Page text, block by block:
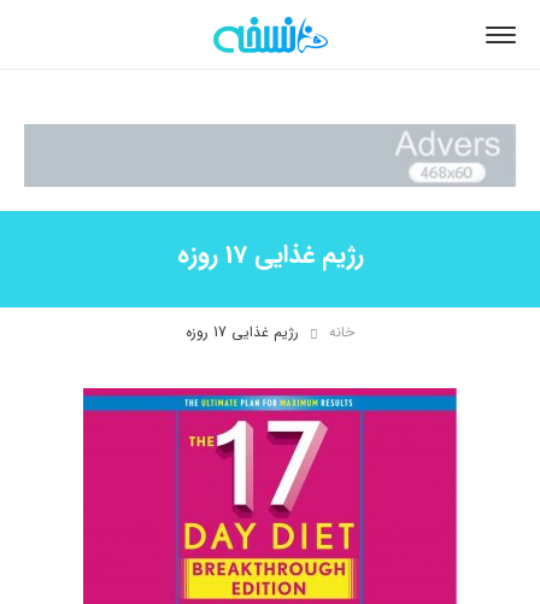
رژیم غذایی 17 روزه
خانه رژیم غذایی 17 روزه